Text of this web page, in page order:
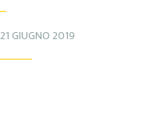
21 GIUGNO 2019